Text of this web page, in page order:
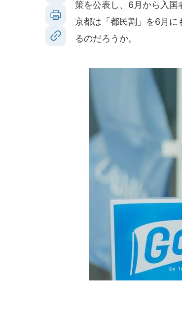
策を公表し、6月から入国
京都は「都民割」を6月に
るのだろうか。